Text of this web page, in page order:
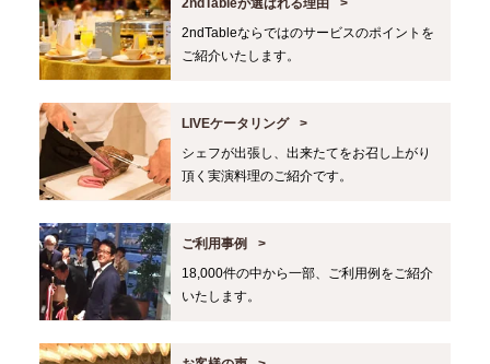
2ndTableが選ばれる理由
2ndTableならではのサービスのポイントを
ご紹介いたします。
LIVEケータリング
シェフが出張し、出来たてをお召し上がり
頂く実演料理のご紹介です。
ご利用事例
18,000件の中から一部、ご利用例をご紹介
いたします。